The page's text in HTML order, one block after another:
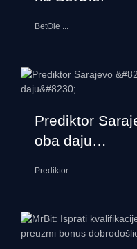
BetOle
Prediktor
oba daju…
Prediktor